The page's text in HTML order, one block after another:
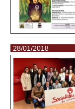
28/01/2018